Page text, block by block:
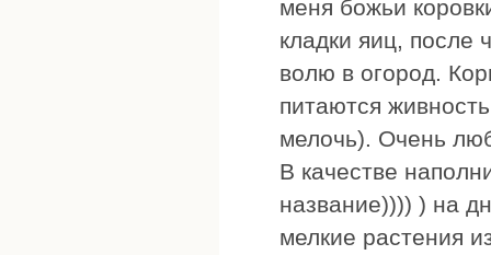
меня божьи
кладки яиц, после
волю в огород.
питаются
мелочь). Очень
В качестве
название)))) ) на
мелкие растения